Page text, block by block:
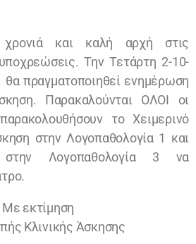
χρονιά και καλή αρχή στις
Την Τετάρτη 2-10-
θα πραγματοποιηθεί ενημέρωση
Παρακαλούνται ΟΛΟΙ οι
το Χειμερινό
στην Λογοπαθολογία 1 και
στην Λογοπαθολογία 3 να
Με εκτίμηση
Κλινικής Άσκησης